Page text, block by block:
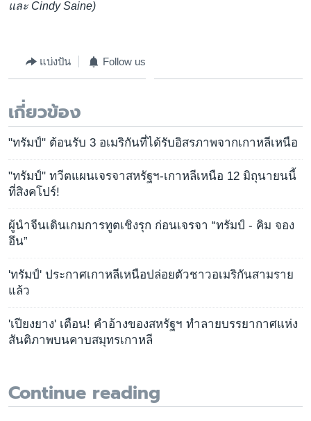
และ Cindy Saine)
แบ่งปัน Follow us
เกี่ยวข้อง
"ทรัมป์" ต้อนรับ 3 อเมริกันที่ได้รับอิสรภาพจากเกาหลีเหนือ
"ทรัมป์" ทวีตแผนเจรจาสหรัฐฯ-เกาหลีเหนือ 12 มิถุนายนนี้
ที่สิงคโปร์!
ผู้นำจีนเดินเกมการทูตเชิงรุก ก่อนเจรจา “ทรัมป์ - คิม จอง
อึน”
'ทรัมป์' ประกาศเกาหลีเหนือปล่อยตัวชาวอเมริกันสามราย
แล้ว
'เปียงยาง' เตือน! คำอ้างของสหรัฐฯ ทำลายบรรยากาศแห่ง
สันติภาพบนคาบสมุทรเกาหลี
Continue reading